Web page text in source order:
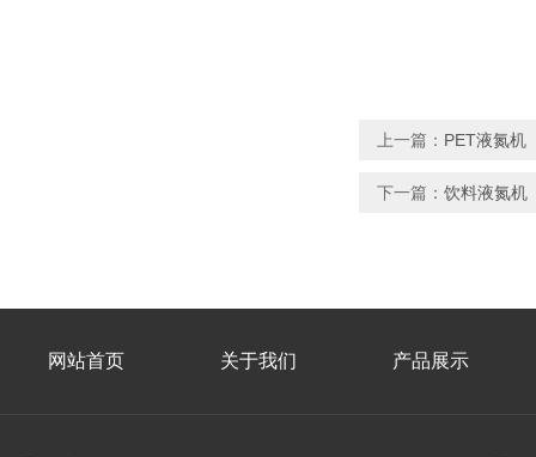
上一篇： PET液氮机
下一篇： 饮料液氮机
网站首页 关于我们 产品展示